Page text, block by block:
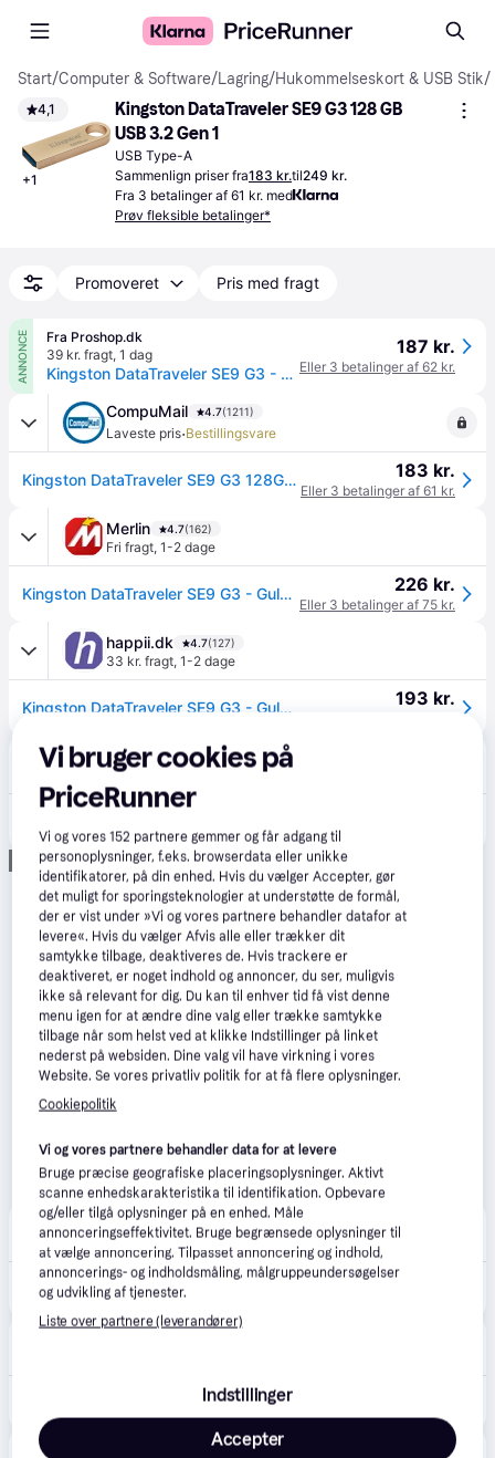
Start/Computer & Software/Lagring/Hukommelseskort & USB Stik/
4,1
+1
Kingston DataTraveler SE9 G3 128 GB
USB 3.2 Gen 1
USB Type-A
Sammenlign priser fra183 kr.til249 kr.
Fra 3 betalinger af 61 kr. med
Prøv fleksible betalinger*
Promoveret Pris med fragt
ANNONCE
Fra Proshop.dk
39 kr. fragt, 1 dag
Kingston DataTraveler SE9 G3 - Guld - 128GB - USB Stick
187 kr.
Eller 3 betalinger af 62 kr.
CompuMail 4.7(1211)
Laveste pris·Bestillingsvare
Kingston DataTraveler SE9 G3 128GB USB 3.2 Gen 1 USB stick Guld --> På fjernlager, levevering hos dig 18-08-2026 183 kr.
Eller 3 betalinger af 61 kr.
Merlin 4.7(162)
Fri fragt, 1-2 dage
Kingston DataTraveler SE9 G3 - Guld - 128GB - USB Stick 226 kr.
Eller 3 betalinger af 75 kr.
happii.dk 4.7(127)
33 kr. fragt, 1-2 dage
Kingston DataTraveler SE9 G3 - Guld - 128GB - USB Stick 193 kr.
Proshop.dk 4.8(1286)
39 kr. fragt
Eller 3 betalinger af 62 kr.
Annonce
CS MEGASTORE
39 kr. fragt,1 dag
4.8 (429)
Vi bruger cookies på
PriceRunner
Vi og vores152 partnere gemmer og får adgang til
personoplysninger, f.eks. browserdata eller unikke
identifikatorer, på din enhed. Hvis du vælger Accepter, gør
det muligt for sporingsteknologier at understøtte de formål,
der er vist under »Vi og vores partnere behandler datafor at
levere«. Hvis du vælger Afvis alle eller trækker dit
samtykke tilbage, deaktiveres de. Hvis trackere er
deaktiveret, er noget indhold og annoncer, du ser, muligvis
ikke så relevant for dig. Du kan til enhver tid få vist denne
menu igen for at ændre dine valg eller trække samtykke
tilbage når som helst ved at klikke Indstillinger på linket
nederst på websiden. Dine valg vil have virkning i vores
Website. Se vores privatliv politik for at få flere oplysninger.
Cookiepolitik
Vi og vores partnere behandler data for at levere
Bruge præcise geografiske placeringsoplysninger. Aktivt
scanne enhedskarakteristika til identifikation. Opbevare
og/eller tilgå oplysninger på en enhed. Måle
annonceringseffektivitet. Bruge begrænsede oplysninger til
at vælge annoncering. Tilpasset annoncering og indhold,
annoncerings- og indholdsmåling, målgruppeundersøgelser
og udvikling af tjenester.
Liste over partnere (leverandører)
Indstillinger
Accepter